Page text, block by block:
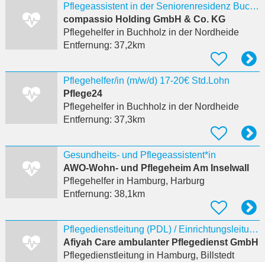
Pflegeassistent in der Seniorenresidenz Buchholz m/w/d
compassio Holding GmbH & Co. KG
Pflegehelferin Buchholz in der Nordheide
Entfernung: 37,2km
Pflegehelfer/in (m/w/d) 17-20€ Std.Lohn
Pflege24
Pflegehelferin Buchholz in der Nordheide
Entfernung: 37,3km
Gesundheits- und Pflegeassistent*in
AWO-Wohn- und Pflegeheim Am Inselwall
Pflegehelferin Hamburg, Harburg
Entfernung: 38,1km
Pflegedienstleitung (PDL) / Einrichtungsleitung (m/w/d) – Ambulante Pflege 5.000–5.500 €
Afiyah Care ambulanter Pflegedienst GmbH
Pflegedienstleitung in Hamburg, Billstedt